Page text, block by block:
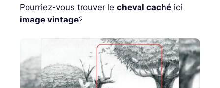
Pourriez-vous trouver le cheval caché ici
image vintage?